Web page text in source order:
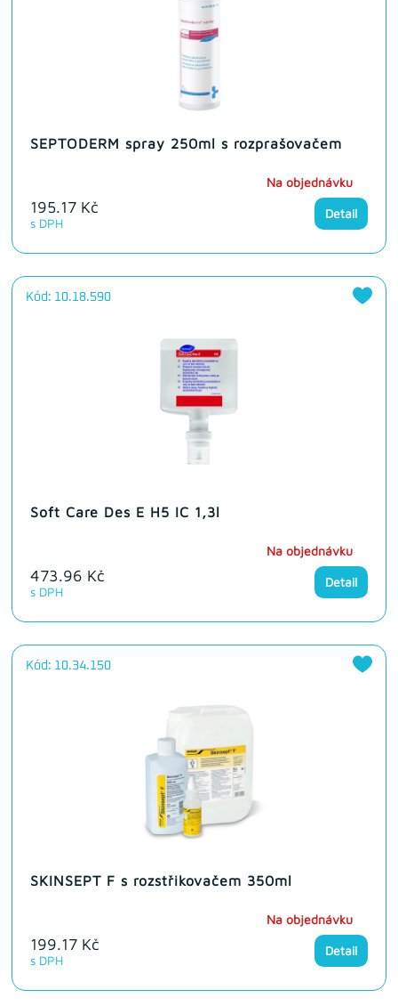
SEPTODERM spray 250ml s rozprašovačem
195.17 Kč
s DPH
Na objednávku
Detail
Kód: 10.18.590
Soft Care Des E H5 IC 1,3l
473.96 Kč
s DPH
Na objednávku
Detail
Kód: 10.34.150
SKINSEPT F s rozstřikovačem 350ml
199.17 Kč
s DPH
Na objednávku
Detail